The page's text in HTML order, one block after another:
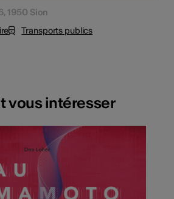
1950 Sion
Transports publics
vous intéresser